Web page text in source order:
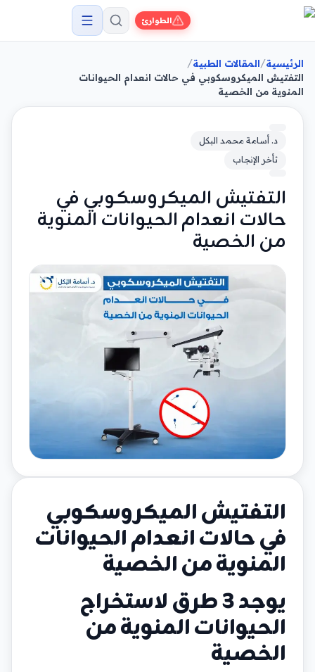
الطوارئ
الرئيسية/المقالات الطبية/
التفتيش الميكروسكوبي في حالات انعدام الحيوانات
المنوية من الخصية
د. أسامة محمد البكل
تأخر الإنجاب
التفتيش الميكروسكوبي في
حالات انعدام الحيوانات المنوية
من الخصية
التفتيش الميكروسكوبي
في حالات انعدام الحيوانات
المنوية من الخصية
يوجد 3 طرق لاستخراج
الحيوانات المنوية من
الخصية